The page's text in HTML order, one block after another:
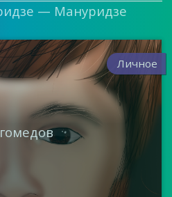
— Мануридзе
Личное